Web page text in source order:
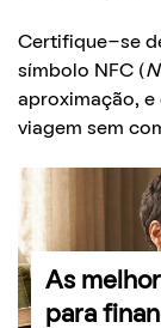
Certifique-se
símbolo NFC (
aproximação,
viagem sem
As
para